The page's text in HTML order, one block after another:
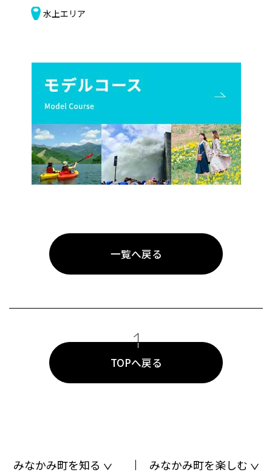
水上エリア
一覧へ戻る
TOPへ戻る
みなかみ町を知る みなかみ町を楽しむ